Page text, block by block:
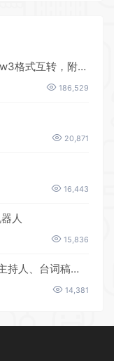
附海量电子书籍资源
186,529
20,871
16,443
人
15,836
晚会、开场、开场白素材
14,381